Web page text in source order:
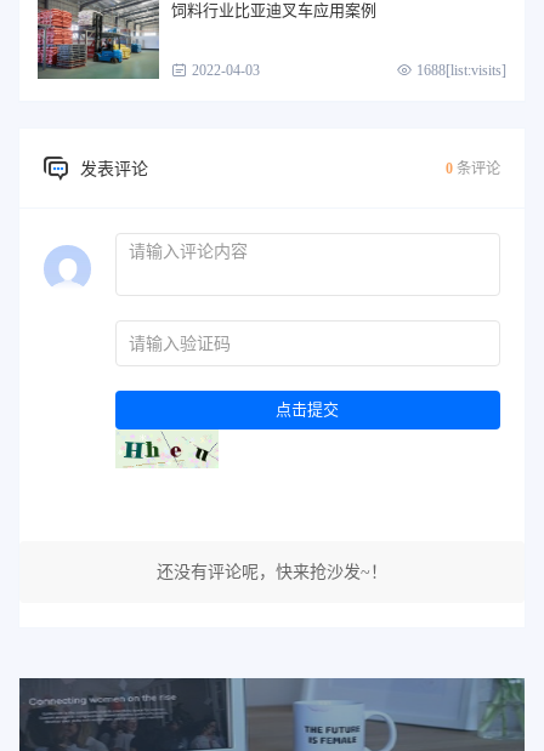
饲料行业比亚迪叉车应用案例
2022-04-03 1688[list:visits]
发表评论 0 条评论
点击提交
还没有评论呢，快来抢沙发~！